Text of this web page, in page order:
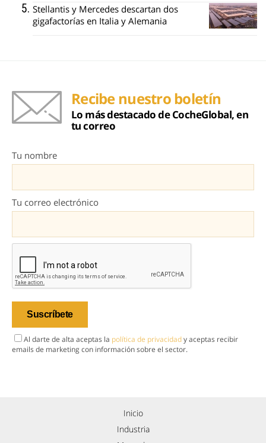
Stellantis y Mercedes descartan dos
gigafactorías en Italia y Alemania
Recibe nuestro boletín
Lo más destacado de CocheGlobal, en
tu correo
Tu nombre
Tu correo electrónico
Al darte de alta aceptas la política de privacidady aceptas recibir
emails de marketing con información sobre el sector.
Inicio
Industria